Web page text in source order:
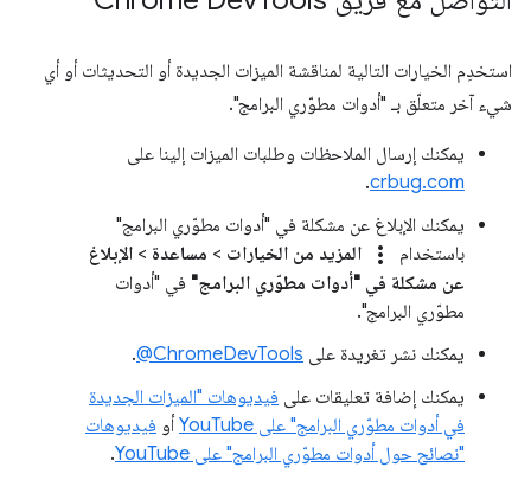
استخدِم الخيارات التالية لمناقشة الميزات الجديدة أو التحديثات أو أي
شيء آخر متعلّق بـ "أدوات مطوّري البرامج".
يمكنك إرسال الملاحظات وطلبات الميزات إلينا على
crbug.com
.
يمكنك الإبلاغ عن مشكلة في "أدوات مطوّري البرامج"
باستخدام
more_vert المزيد من الخيارات > مساعدة > الإبلاغ
عن مشكلة في "أدوات مطوّري البرامج" في "أدوات
مطوّري البرامج".
يمكنك نشر تغريدة على ‎@ChromeDevTools
.
يمكنك إضافة تعليقات على فيديوهات "الميزات الجديدة
في أدوات مطوّري البرامج" على YouTube
أو فيديوهات
"نصائح حول أدوات مطوّري البرامج" على YouTube
.